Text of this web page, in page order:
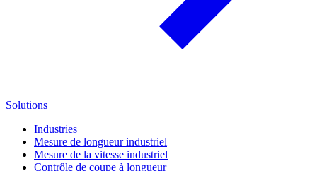
Solutions
Industries
Mesure de longueur industriel
Mesure de la vitesse industriel
Contrôle de coupe à longueur